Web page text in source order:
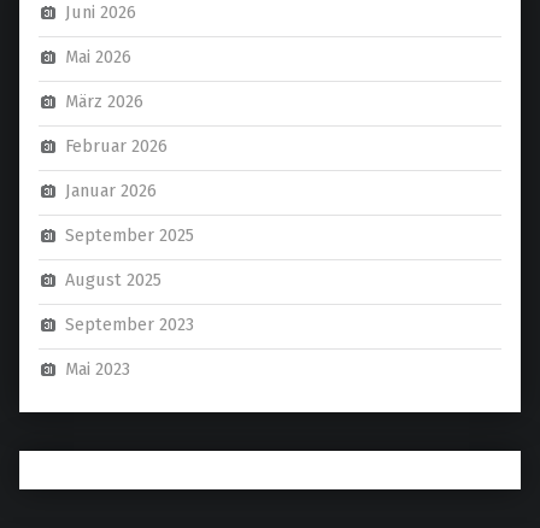
Juni 2026
Mai 2026
März 2026
Februar 2026
Januar 2026
September 2025
August 2025
September 2023
Mai 2023